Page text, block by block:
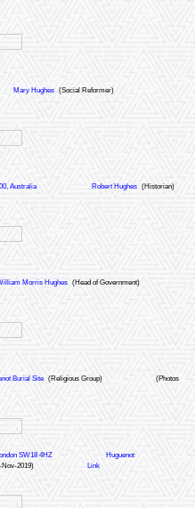
Mary Hughes (Social Reformer)
Australia Robert Hughes (Historian)
Morris Hughes (Head of Government)
Burial Site (Religious Group)
(Photos
SW18 4HZ
Huguenot
Nov-2019) Link